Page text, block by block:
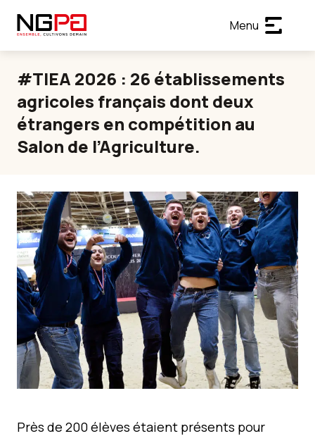
Menu
#TIEA 2026 : 26 établissements
agricoles français dont deux
étrangers en compétition au
Salon de l’Agriculture.
Près de 200 élèves étaient présents pour